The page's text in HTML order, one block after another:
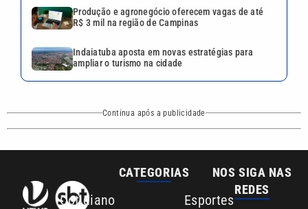
Produção e agronegócio oferecem vagas de até
R$ 3 mil na região de Campinas
Indaiatuba aposta em novas estratégias para
ampliar o turismo na cidade
Continua após a publicidade
CATEGORIAS
Cotidiano Esportes
NOS SIGA NAS
REDES